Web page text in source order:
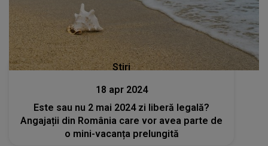
Stiri
18 apr 2024
Este sau nu 2 mai 2024 zi liberă legală?
Angajații din România care vor avea parte de
o mini-vacanța prelungită